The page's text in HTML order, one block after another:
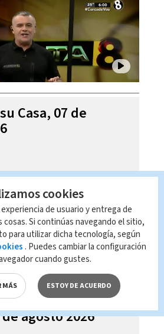
Casa, 07 de
Directo con Paula
agosto 2026
cookies
de usuario y entrega de
Si continúas navegando el sitio,
para utilizar dicha tecnología, según
. Puedes cambiar la configuración
cuando gustes.
MÁS ESTOY DE ACUERDO